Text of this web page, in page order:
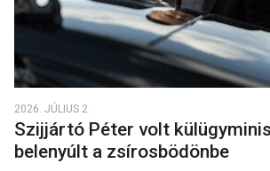
2026. JÚLIUS 2.
Szijjártó Péter volt
belenyúlt a zsírosbödönbe